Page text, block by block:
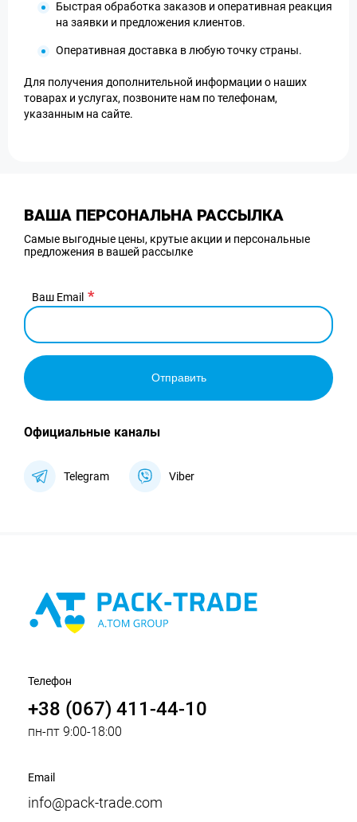
Быстрая обработка заказов и оперативная реакция
на заявки и предложения клиентов.
Оперативная доставка в любую точку страны.
Для получения дополнительной информации о наших
товарах и услугах, позвоните нам по телефонам,
указанным на сайте.
ВАША ПЕРСОНАЛЬНА РАССЫЛКА
Самые выгодные цены, крутые акции и персональные
предложения в вашей рассылке
Ваш Email
Отправить
Официальные каналы
Telegram Viber
Телефон
+38 (067) 411-44-10
пн-пт 9:00-18:00
Email
info@pack-trade.com